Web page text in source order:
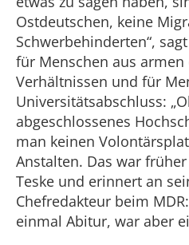
Ostdeutschen, keine
Schwerbehinderten“,
für Menschen aus
Verhältnissen und für
Universitätsabschluss:
abgeschlossenes
man keinen
Anstalten. Das war
Teske und erinnert an
Chefredakteur beim
einmal Abitur, war aber